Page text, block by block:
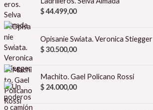
$44.499,00
Opisanie Swiata. Veronica Stiegger
$30.500,00
Machito. Gael Policano Rossi
$24.000,00